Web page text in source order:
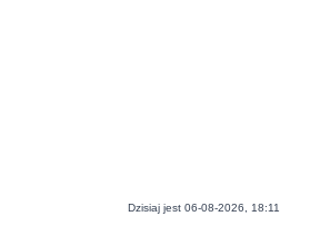
Dzisiaj jest 06-08-2026, 18:11